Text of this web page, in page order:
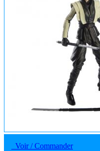
Voir / Commander